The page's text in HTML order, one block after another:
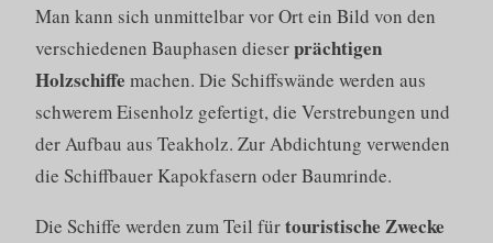
Man kann sich unmittelbar vor Ort ein Bild von den
verschiedenen Bauphasen dieserprächtigen
Holzschiffe machen. Die Schiffswände werden aus
schwerem Eisenholz gefertigt, die Verstrebungen und
der Aufbau aus Teakholz. Zur Abdichtung verwenden
die Schiffbauer Kapokfasern oder Baumrinde.
Die Schiffe werden zum Teil fürtouristische Zwecke